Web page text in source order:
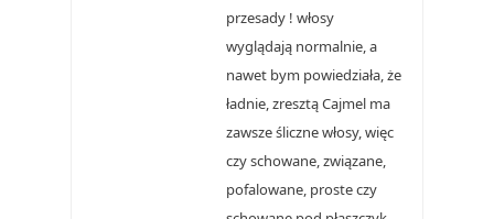
przesady ! włosy
wyglądają normalnie, a
nawet bym powiedziała, że
ładnie, zresztą Cajmel ma
zawsze śliczne włosy, więc
czy schowane, związane,
pofalowane, proste czy